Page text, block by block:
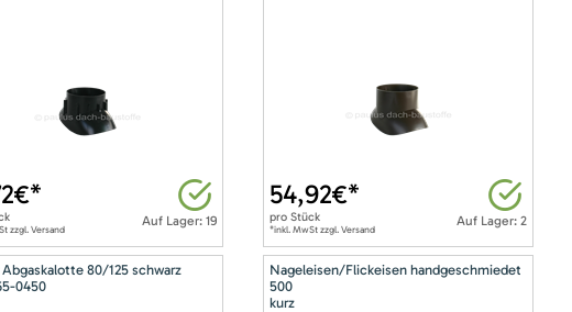
Auf Lager: 19
€*
zzgl. Versand
Auf Lager: 2
54,92€*
proStück
*inkl. MwSt zzgl. Versand
Abgaskalotte 80/125 schwarz
0450
Nageleisen/Flickeisen handgeschmiedet
500
kurz